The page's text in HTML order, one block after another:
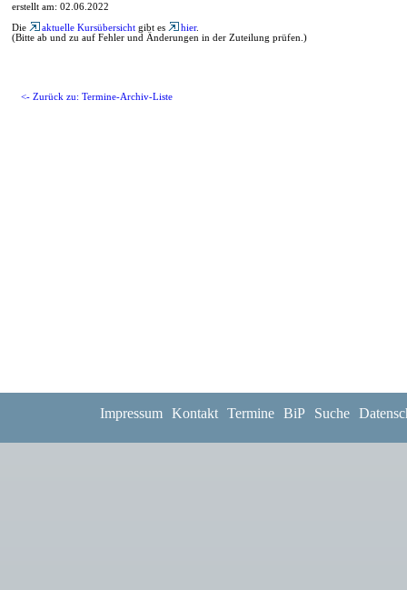
erstellt am: 02.06.2022
Die aktuelle Kursübersicht gibt es hier.
(Bitte ab und zu auf Fehler und Änderungen in der Zuteilung prüfen.)
<- Zurück zu: Termine-Archiv-Liste
Impressum Kontakt Termine BiP Suche